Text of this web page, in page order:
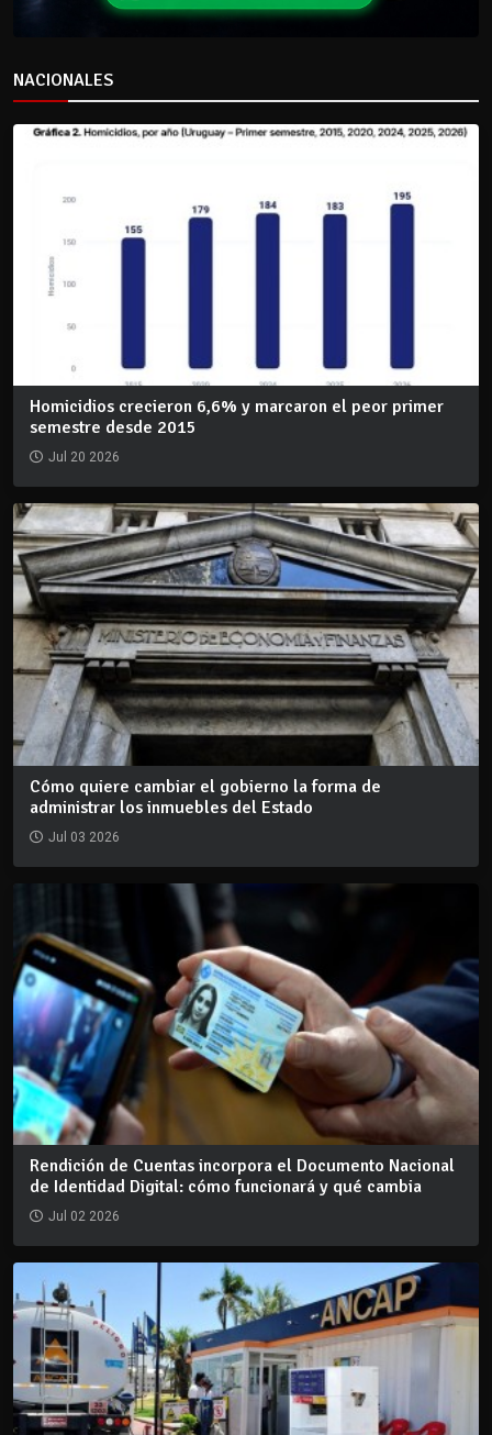
NACIONALES
Homicidios crecieron 6,6% y marcaron el peor primer
semestre desde 2015
Jul 20 2026
Cómo quiere cambiar el gobierno la forma de
administrar los inmuebles del Estado
Jul 03 2026
Rendición de Cuentas incorpora el Documento Nacional
de Identidad Digital: cómo funcionará y qué cambia
Jul 02 2026